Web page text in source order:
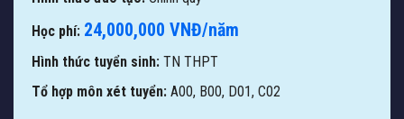
Học phí: 24,000,000 VNĐ/năm
Hình thức tuyển sinh: TN THPT
Tổ hợp môn xét tuyển: A00, B00, D01, C02